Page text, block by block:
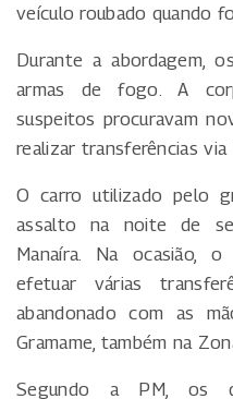
veículo roubado quando
Durante a abordagem,
armas de fogo. A
suspeitos procuravam
realizar transferências via
O carro utilizado pelo
assalto na noite de
Manaíra. Na ocasião,
efetuar várias
abandonado com as
Gramame, também na
Segundo a PM, os